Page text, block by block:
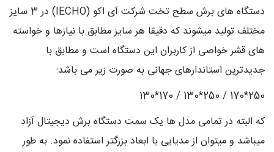
دستگاه های برش سطح تخت شرکت آی اکو (IECHO) در 3 سایز
مختلف تولید میشوند که دقیقا هر سایز مطابق با نیازها و خواسته
های قشر خواصی از کاربران این دستگاه است و مطابق با
جدیدترین استاندارهای جهانی به صورت زیر می باشد:
250*170 / 250*130 / 170*130
که البته در تمامی مدل ها یک سمت دستگاه برش دیجیتال آزاد
میباشد و میتوان از مدیایی با ابعاد بزرگتر استفاده نمود. به طور